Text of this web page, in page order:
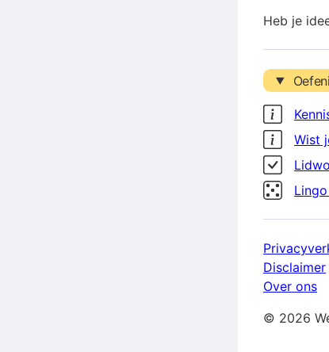
Heb je
Wist
Disclaimer
Over ons
© 2026